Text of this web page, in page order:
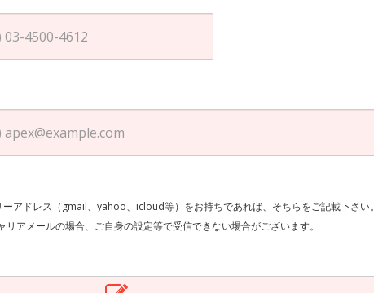
ーアドレス（gmail、yahoo、icloud等）をお持ちであれば、そちらをご記載下さい。
の設定等で受信できない場合がございます。